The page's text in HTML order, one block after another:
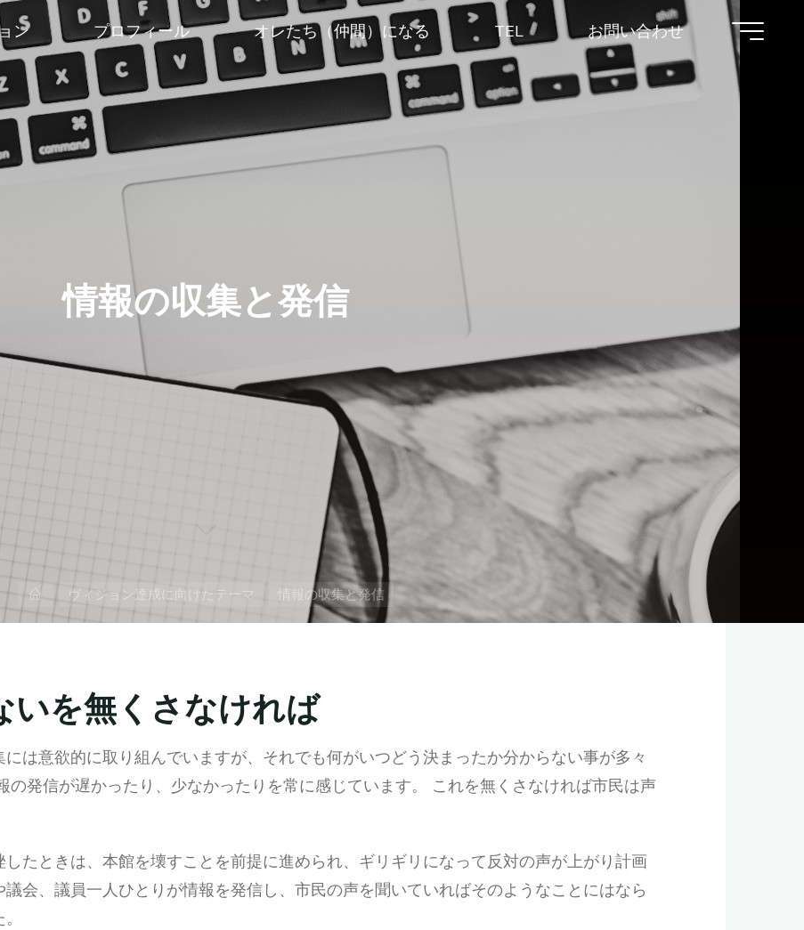
ン プロフィール オレたち（仲間）になる TEL お問い合わせ
情報の収集と発信
ー
ム
ヴィジョン達成に向けたテーマ 情報の収集と発信
いを無くさなければ
は意欲的に取り組んでいますが、それでも何がいつどう決まったか分からない事が多々
の発信が遅かったり、少なかったりを常に感じています。 これを無くさなければ市民は声
したときは、本館を壊すことを前提に進められ、ギリギリになって反対の声が上がり計画
会、議員一人ひとりが情報を発信し、市民の声を聞いていればそのようなことにはなら